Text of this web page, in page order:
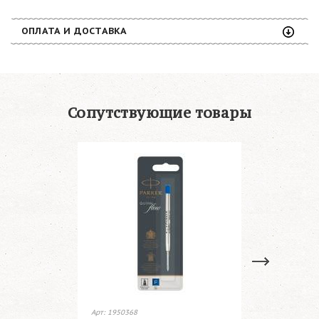
ОПЛАТА И ДОСТАВКА
Сопутствующие товары
Арт: 1950368